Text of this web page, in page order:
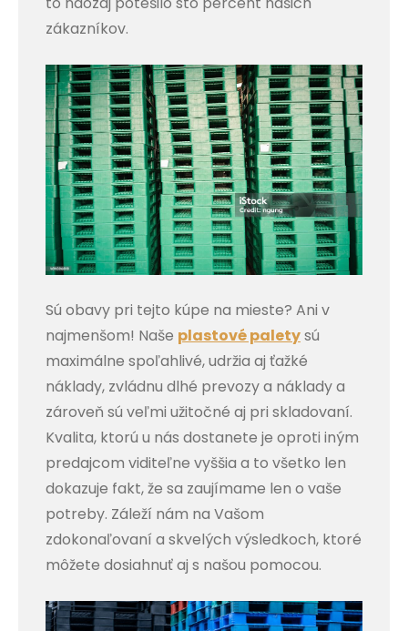
zákazníkov.
Sú obavy pri tejto kúpe na mieste? Ani v
najmenšom! Naše plastové paletysú
maximálne spoľahlivé, udržia aj ťažké
náklady, zvládnu dlhé prevozy a náklady a
zároveň sú veľmi užitočné aj pri skladovaní.
Kvalita, ktorú u nás dostanete je oproti iným
predajcom viditeľne vyššia a to všetko len
dokazuje fakt, že sa zaujímame len o vaše
potreby. Záleží nám na Vašom
zdokonaľovaní a skvelých výsledkoch, ktoré
môžete dosiahnuť aj s našou pomocou.